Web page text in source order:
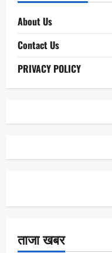
About Us
Contact Us
PRIVACY POLICY
ताजा खबर